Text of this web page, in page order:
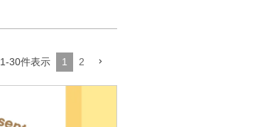
1-30件表示 1 2